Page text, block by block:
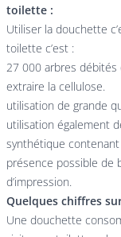
toilette :
Utiliser la douchette
toilette c’est :
27 000 arbres
extraire la cellulose.
utilisation de grande
utilisation également
synthétique contenant
présence possible de
d’impression.
Quelques chiffres
Une douchette